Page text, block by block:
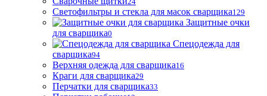
Светофильтры и стекла для масок сварщика129
Защитные очки
для сварщика0
Спецодежда для
сварщика94
Верхняя одежда для сварщика16
Краги для сварщика29
Перчатки для сварщика33